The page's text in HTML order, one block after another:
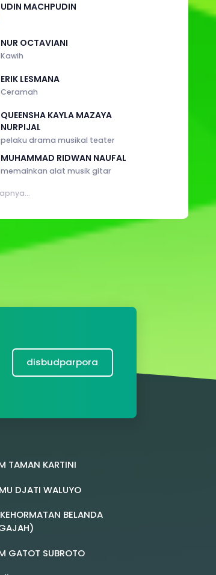
UDIN MACHPUDIN
NUR OCTAVIANI
Kawih
ERIK LESMANA
Ceramah
QUEENSHA KAYLA MAZAYA
NURPIJAL
pelaku drama musikal teater
MUHAMMAD RIDWAN NAUFAL
memainkan alat musik gitar
disbudparpora
TAMAN KARTINI
DJATI WALUYO
BELANDA
GATOT SUBROTO